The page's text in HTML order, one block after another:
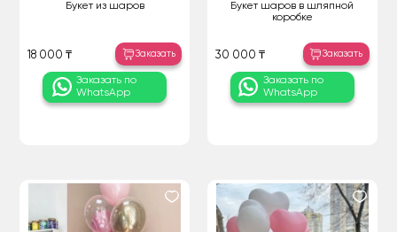
Букет из шаров
18 000 ₸ Заказать
Заказать по
WhatsApp
Букет шаров в шляпной
коробке
30 000 ₸ Заказать
Заказать по
WhatsApp